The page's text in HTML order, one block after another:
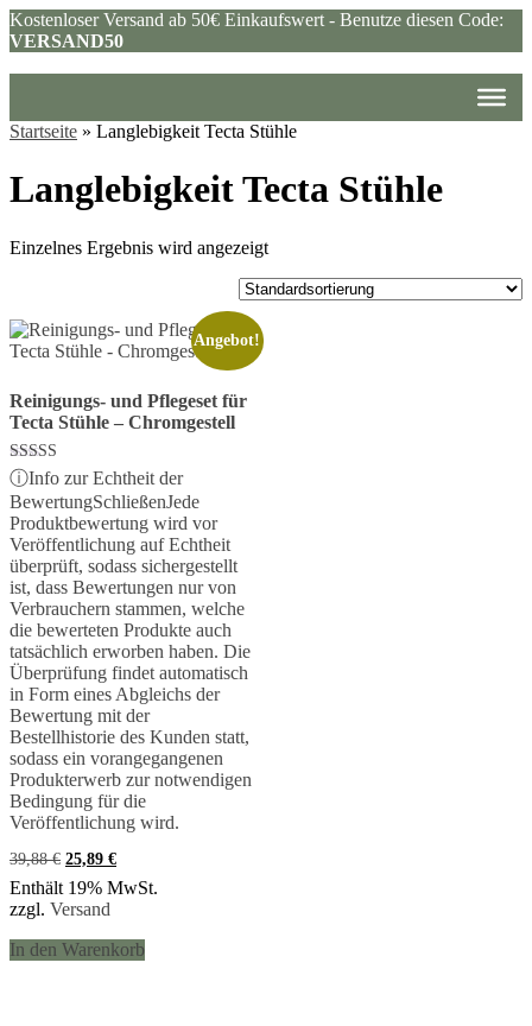
Kostenloser Versand ab 50€ Einkaufswert - Benutze diesen Code:
VERSAND50
Startseite » Langlebigkeit Tecta Stühle
Langlebigkeit Tecta Stühle
Einzelnes Ergebnis wird angezeigt
Angebot!
Reinigungs- und Pflegeset für
Tecta Stühle – Chromgestell
Bewertet mit
5.00
von 5
ⓘInfo zur Echtheit der
BewertungSchließenJede
Produktbewertung wird vor
Veröffentlichung auf Echtheit
überprüft, sodass sichergestellt
ist, dass Bewertungen nur von
Verbrauchern stammen, welche
die bewerteten Produkte auch
tatsächlich erworben haben. Die
Überprüfung findet automatisch
in Form eines Abgleichs der
Bewertung mit der
Bestellhistorie des Kunden statt,
sodass ein vorangegangenen
Produkterwerb zur notwendigen
Bedingung für die
Veröffentlichung wird.
39,88€ Ursprünglicher
Preis
war:
39,88 €
25,89 €Aktueller
Preis
ist:
Enthält 19% MwSt.
zzgl. Versand
In den Warenkorb